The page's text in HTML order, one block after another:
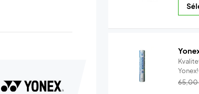
–...
65,00